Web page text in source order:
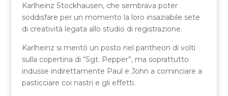
Karlheinz Stockhausen, che sembrava poter
soddisfare per un momento la loro insaziabile sete
di creatività legata allo studio di registrazione.
Karlheinz si meritò un posto nel pantheon di volti
sulla copertina di “Sgt. Pepper”, ma soprattutto
indusse indirettamente Paul e John a cominciare a
pasticciare coi nastri e gli effetti.